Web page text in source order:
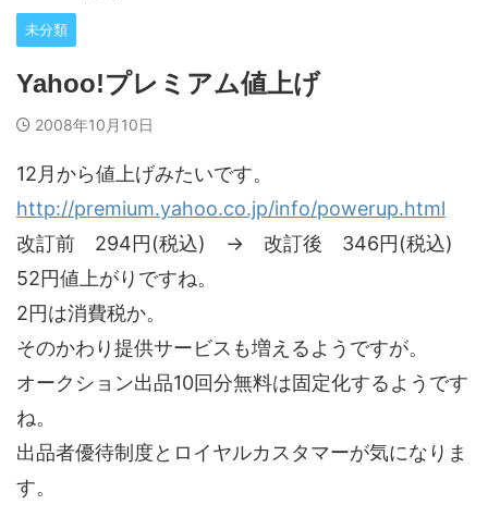
未分類
Yahoo!プレミアム値上げ
2008年10月10日
12月から値上げみたいです。
http://premium.yahoo.co.jp/info/powerup.html
改訂前 294円(税込) → 改訂後 346円(税込)
52円値上がりですね。
2円は消費税か。
そのかわり提供サービスも増えるようですが。
オークション出品10回分無料は固定化するようです
ね。
出品者優待制度とロイヤルカスタマーが気になりま
す。